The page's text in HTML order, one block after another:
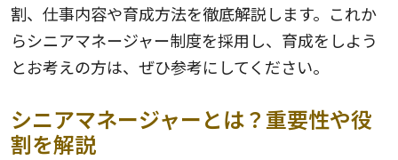
割、仕事内容や育成方法を徹底解説します。これか
らシニアマネージャー制度を採用し、育成をしよう
とお考えの方は、ぜひ参考にしてください。
シニアマネージャーとは？重要性や役
割を解説